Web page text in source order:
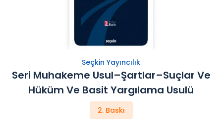
Seçkin Yayıncılık
Seri Muhakeme Usul–Şartlar–Suçlar Ve
Hüküm Ve Basit Yargılama Usulü
2. Baskı